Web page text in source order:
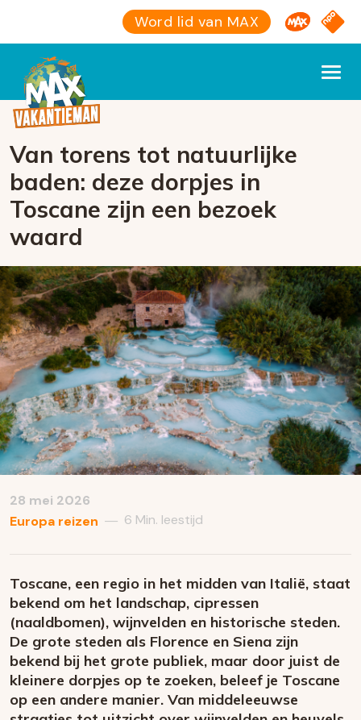
Word lid van MAX Omroep
NPO
Van torens tot natuurlijke
baden: deze dorpjes in
Toscane zijn een bezoek
waard
28 mei 2026
Europa reizen — 6 Min. leestijd
Toscane, een regio in het midden van Italië, staat
bekend om het landschap, cipressen
(naaldbomen), wijnvelden en historische steden.
De grote steden als Florence en Siena zijn
bekend bij het grote publiek, maar door juist de
kleinere dorpjes op te zoeken, beleef je Toscane
op een andere manier. Van middeleeuwse